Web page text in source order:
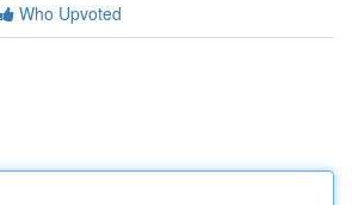
Who Upvoted